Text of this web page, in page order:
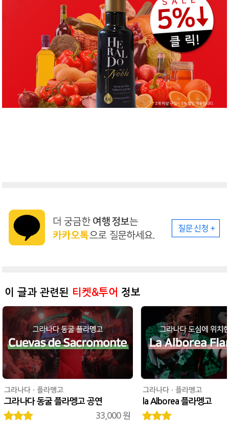
이 글과 관련된 티켓&투어 정보
그라나다 · 플라멩고
그라나다 동굴 플라멩고 공연
33,000 원
그라나다 · 플라멩고
la Alborea 플라멩고